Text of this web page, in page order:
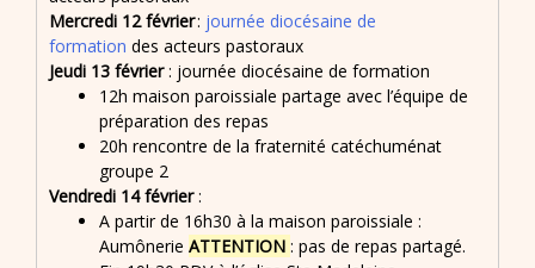
Mercredi 12 février: journée diocésaine de
formation des acteurs pastoraux
Jeudi 13 février: journée diocésaine de formation
12h maison paroissiale partage avec l’équipe de
préparation des repas
20h rencontre de la fraternité catéchuménat
groupe 2
Vendredi 14 février:
A partir de 16h30 à la maison paroissiale :
Aumônerie ATTENTION : pas de repas partagé.